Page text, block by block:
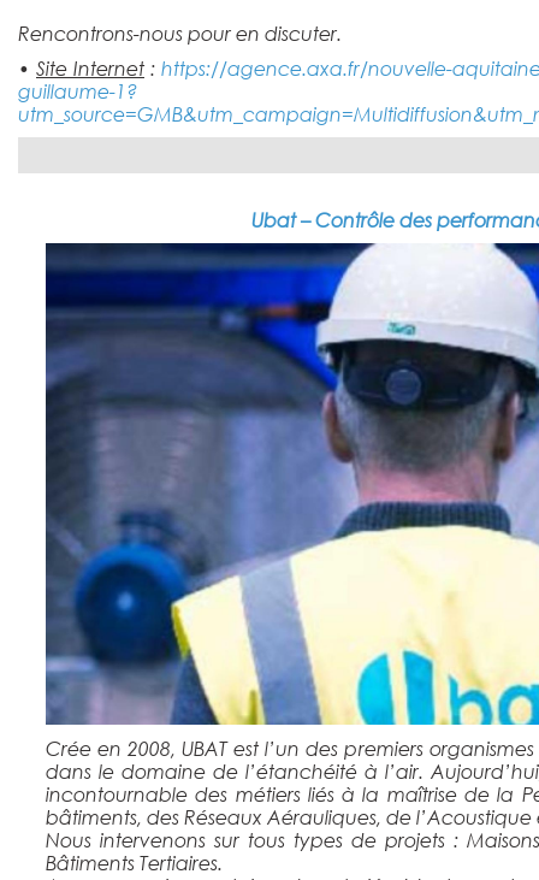
Rencontrons-nous pour en discuter.
• Site Internet : https://agence.axa.fr/nouvelle-
guillaume-1?
Ubat – Contrôle des
Crée en 2008, UBAT est l’un des premiers
dans le domaine de l’étanchéité à l’air.
incontournable des métiers liés à la maîtrise de la
bâtiments, des Réseaux Aérauliques, de
Nous intervenons sur tous types de projets :
Bâtiments Tertiaires.